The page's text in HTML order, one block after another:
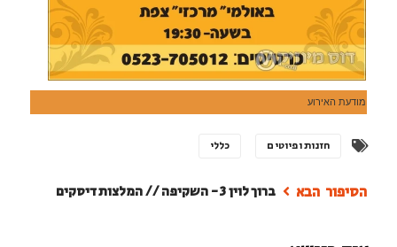
מודעת האירוע
חזנות ופיוטים כללי
ברוך לוין 3 - השקיפה // המלצות דיסקים